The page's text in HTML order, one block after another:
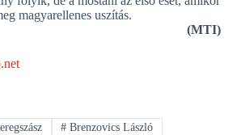
magyarellenes uszítás.
(MTI)
# Brenzovics László